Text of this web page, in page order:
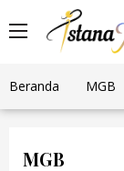
Beranda MGB
MGB